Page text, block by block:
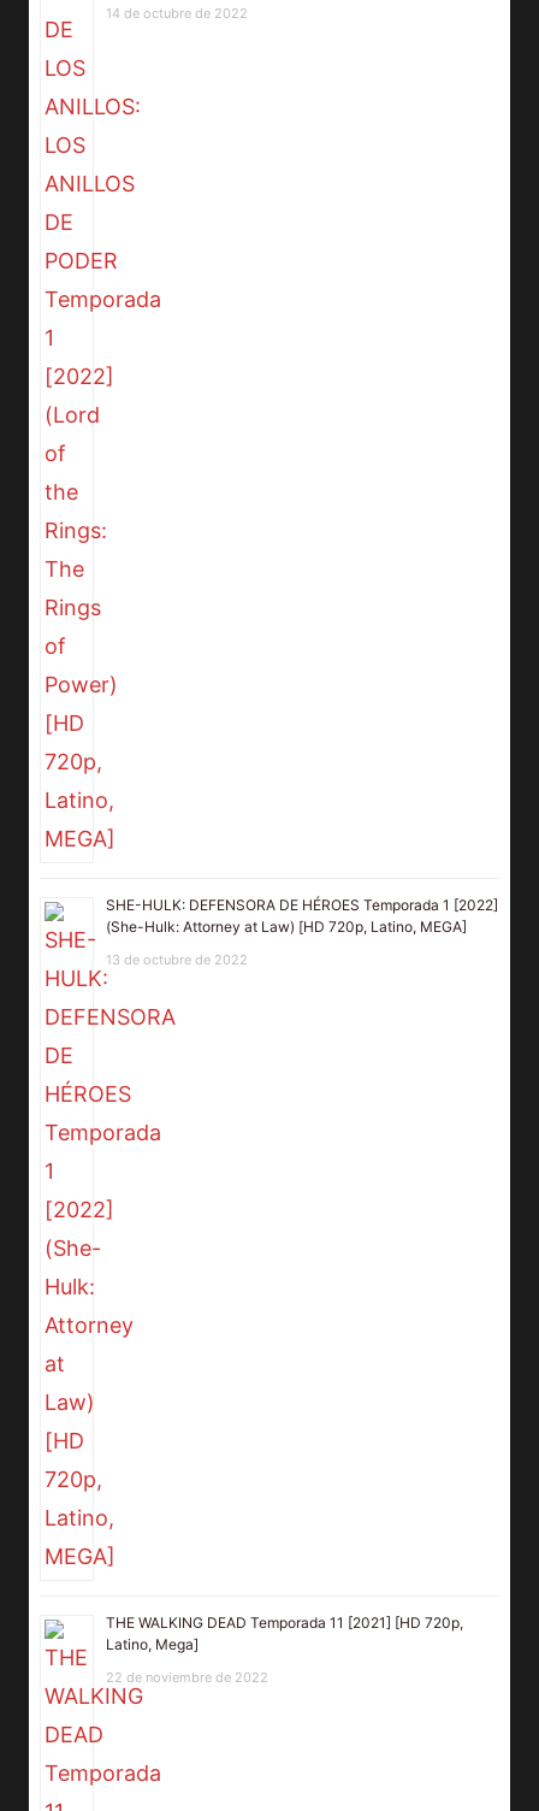
14 de octubre de 2022
SHE-HULK: DEFENSORA DE HÉROES Temporada 1 [2022]
(She-Hulk: Attorney at Law) [HD 720p, Latino, MEGA]
13 de octubre de 2022
THE WALKING DEAD Temporada 11 [2021] [HD 720p,
Latino, Mega]
22 de noviembre de 2022